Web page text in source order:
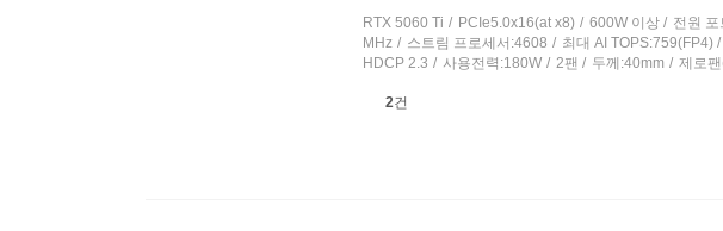
RTX 5060 Ti PCIe5.0x16(at x8) 600W 이상 전원
MHz
스트림 프로세서:4608 최대 AI TOPS:759(FP4)
HDCP 2.3
사용전력:180W 2팬 두께:40mm 제로
상
2건